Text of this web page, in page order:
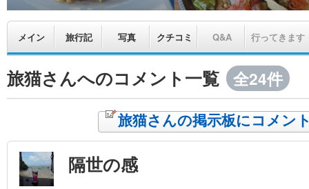
メイン 旅行記 写真 クチコミ Q&A 行ってきます
旅猫さんへのコメント一覧 全24件
旅猫さんの掲示板にコメン
隔世の感